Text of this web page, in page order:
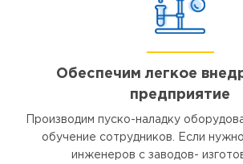
Обеспечим легкое
предприятие
Производим пуско-наладку
обучение сотрудников. Если
инженеров с заводов-